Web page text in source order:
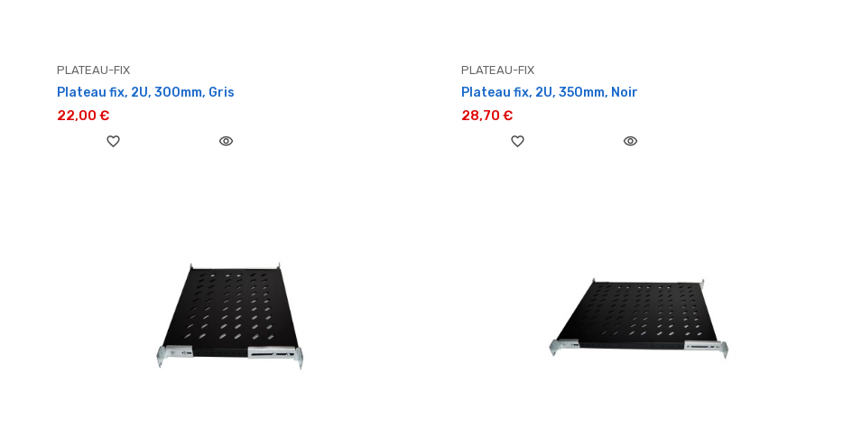
PLATEAU-FIX
Plateau fix, 2U, 300mm, Gris
22,00 €
favorite_border visibility
PLATEAU-FIX
Plateau fix, 2U, 350mm, Noir
28,70 €
favorite_border visibility